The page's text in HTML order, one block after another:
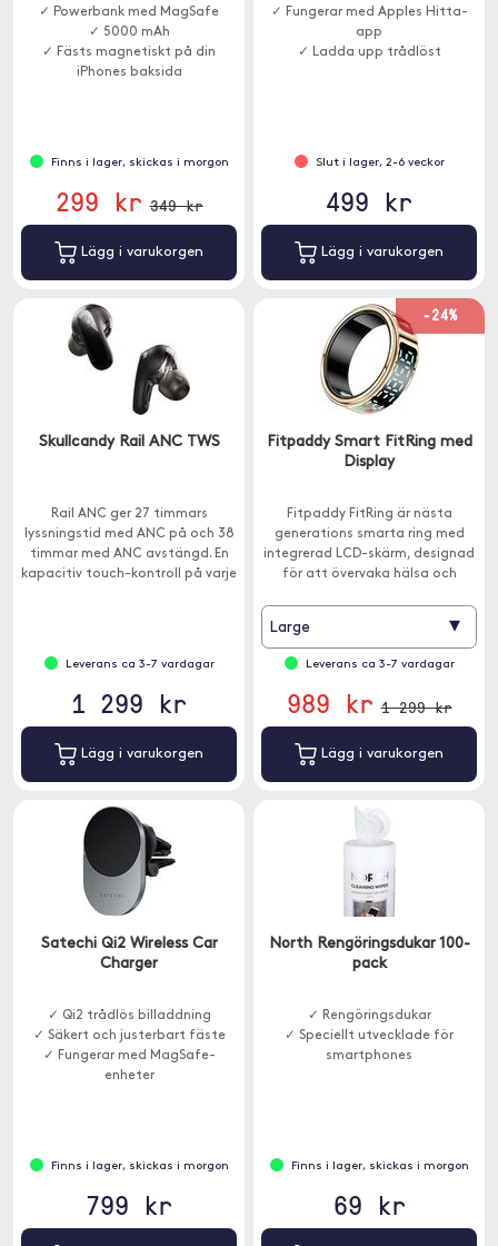
✓ Powerbank med MagSafe
✓ 5000 mAh
✓ Fästs magnetiskt på din
iPhones baksida
Finns i lager, skickas i morgon
299 kr 349 kr
Lägg i varukorgen
✓ Fungerar med Apples Hitta-
app
✓ Ladda upp trådlöst
Slut i lager, 2-6 veckor
499 kr
Lägg i varukorgen
Skullcandy Rail ANC TWS
Rail ANC ger 27 timmars
lyssningstid med ANC på och 38
timmar med ANC avstängd. En
kapacitiv touch-kontroll på varje
Leverans ca 3-7 vardagar
1 299 kr
Lägg i varukorgen
-24%
Fitpaddy Smart FitRing med
Display
Fitpaddy FitRing är nästa
generations smarta ring med
integrerad LCD-skärm, designad
för att övervaka hälsa och
Large ▾
Leverans ca 3-7 vardagar
989 kr 1 299 kr
Lägg i varukorgen
Satechi Qi2 Wireless Car
Charger
✓ Qi2 trådlös billaddning
✓ Säkert och justerbart fäste
✓ Fungerar med MagSafe-
enheter
Finns i lager, skickas i morgon
799 kr
North Rengöringsdukar 100-
pack
✓ Rengöringsdukar
✓ Speciellt utvecklade för
smartphones
Finns i lager, skickas i morgon
69 kr